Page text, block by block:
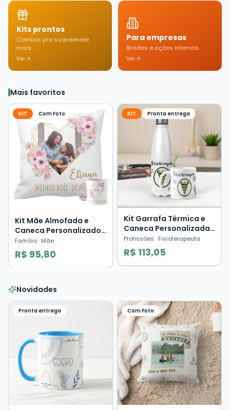
Kits prontos
Combos pra surpreender
mais
Ver
Para empresas
Brindes e ações internas
Ver
Mais favoritos
KIT Com Foto
Kit Mãe Almofada e
Caneca Personalizado
com Foto Presente Dia
das Mães ❤️
Família · Mãe
R$ 95,80
KIT Pronta entrega
Kit Garrafa Térmica e
Caneca Personalizada
Fisioterapia Profissões
Presente
Profissões · Fisioterapeuta
R$ 113,05
Novidades
Pronta entrega Com Foto